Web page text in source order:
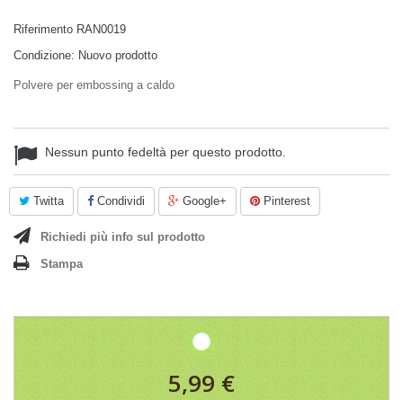
Riferimento RAN0019
Condizione: Nuovo prodotto
Polvere per embossing a caldo
Nessun punto fedeltà per questo prodotto.
Twitta Condividi Google+ Pinterest
Richiedi più info sul prodotto
Stampa
5,99 €